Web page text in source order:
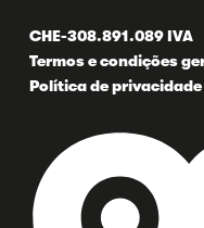
CHE-308.891.089 IVA
Termos e condições
Política de privacidade